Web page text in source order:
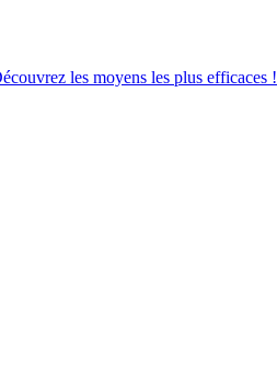
les moyens les plus efficaces !